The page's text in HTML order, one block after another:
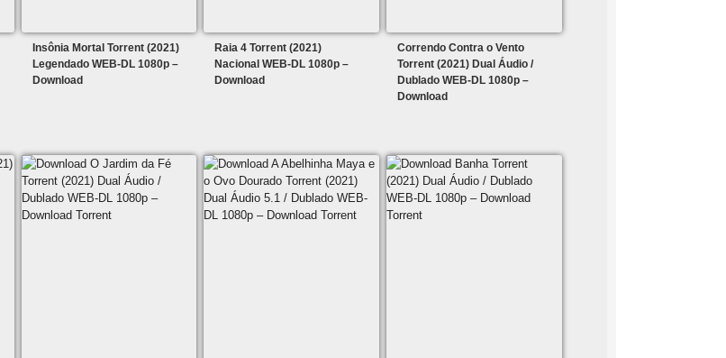
Insônia Mortal Torrent (2021)
Legendado WEB-DL 1080p –
Download
Raia 4 Torrent (2021)
Nacional WEB-DL 1080p –
Download
Correndo Contra o Vento
Torrent (2021) Dual Áudio /
Dublado WEB-DL 1080p –
Download